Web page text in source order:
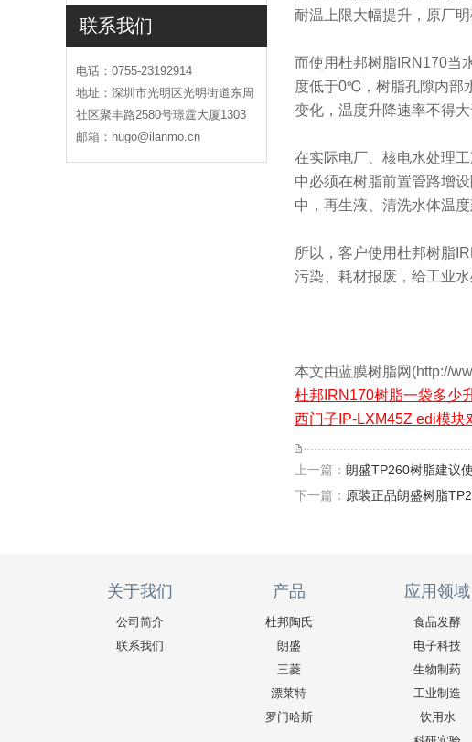
联系我们
电话：0755-23192914
地址：深圳市光明区光明街道东周
社区聚丰路2580号璟霆大厦1303
邮箱：hugo@ilanmo.cn
耐温上限大幅提升，原厂
而使用杜邦树脂IRN170当
度低于0℃，树脂孔隙内部
变化，温度升降速率不得
在实际电厂、核电水处理
中必须在树脂前置管路增
中，再生液、清洗水体温
所以，客户使用杜邦树脂
污染、耗材报废，给工业
本文由蓝膜树脂网(http://
杜邦IRN170树脂一袋多少
西门子IP-LXM45Z edi模块
上一篇： 朗盛TP260树脂建议
下一篇： 原装正品朗盛树脂
关于我们
公司简介
联系我们
产品
杜邦陶氏
朗盛
三菱
漂莱特
罗门哈斯
应用领域
食品发酵
电子科技
生物制药
工业制造
饮用水